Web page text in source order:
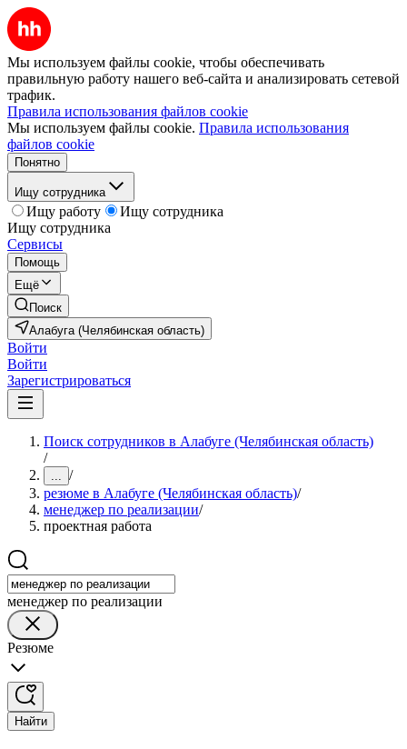
Мы используем файлы cookie, чтобы обеспечивать
правильную работу нашего веб-сайта и анализировать сетевой
трафик.
Правила использования файлов cookie
Мы используем файлы cookie. Правила использования
файлов cookie
Понятно
Ищу сотрудника
Ищу работу
Ищу сотрудника
Ищу сотрудника
Сервисы
Помощь
Ещё
Поиск
Алабуга (Челябинская область)
Войти
Войти
Зарегистрироваться
Поиск сотрудников в Алабуге (Челябинская область)
/
... /
резюме в Алабуге (Челябинская область)/
менеджер по реализации/
проектная работа
менеджер по реализации
Резюме
Найти